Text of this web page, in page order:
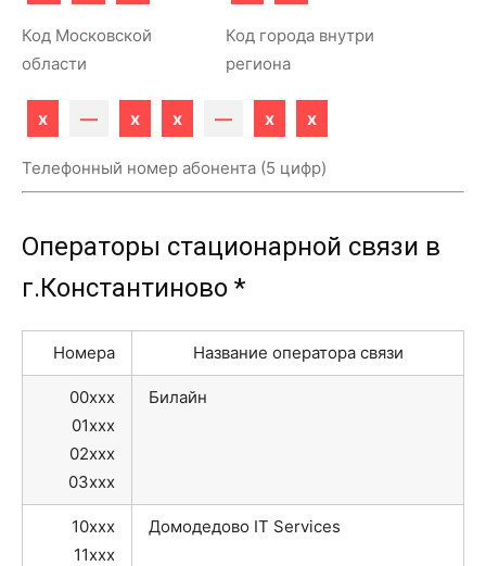
Код Московской
области
Код города внутри
региона
x — x x — x x
Телефонный номер абонента (5 цифр)
Операторы стационарной связи в
г.Константиново *
Номера Название оператора связи
00xxx
01xxx
02xxx
03xxx
Билайн
10xxx
11xxx
Домодедово IT Services